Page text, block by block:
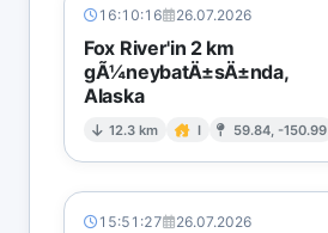
16:10:16 26.07.2026
Fox River'in 2 km
gÃ¼neybatÄ±sÄ±nda,
Alaska
12.3 km I 59.84, -150.99
15:51:27 26.07.2026